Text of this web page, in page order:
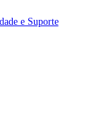
e Suporte